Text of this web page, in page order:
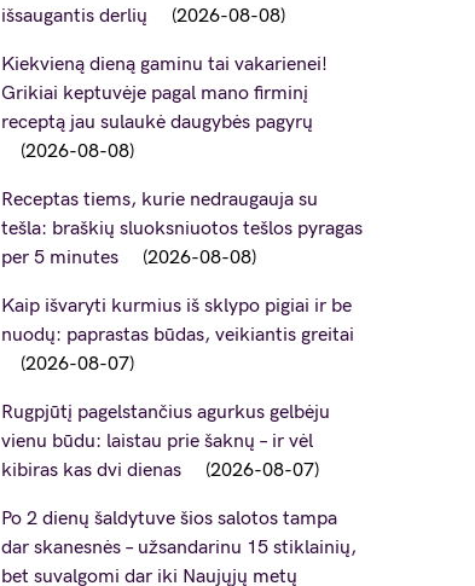
išsaugantis derlių
2026-08-08
Kiekvieną dieną gaminu tai vakarienei!
Grikiai keptuvėje pagal mano firminį
receptą jau sulaukė daugybės pagyrų
2026-08-08
Receptas tiems, kurie nedraugauja su
tešla: braškių sluoksniuotos tešlos pyragas
per 5 minutes
2026-08-08
Kaip išvaryti kurmius iš sklypo pigiai ir be
nuodų: paprastas būdas, veikiantis greitai
2026-08-07
Rugpjūtį pagelstančius agurkus gelbėju
vienu būdu: laistau prie šaknų – ir vėl
kibiras kas dvi dienas
2026-08-07
Po 2 dienų šaldytuve šios salotos tampa
dar skanesnės – užsandarinu 15 stiklainių,
bet suvalgomi dar iki Naujųjų metų